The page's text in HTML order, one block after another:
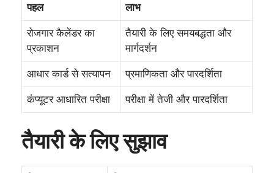
पहल लाभ
रोजगार कैलेंडर का
प्रकाशन
तैयारी के लिए समयबद्धता और
मार्गदर्शन
आधार कार्ड से सत्यापन प्रमाणिकता और पारदर्शिता
कंप्यूटर आधारित परीक्षा परीक्षा में तेजी और पारदर्शिता
तैयारी के लिए सुझाव